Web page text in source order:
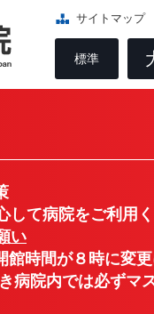
サイトマップ
標準
て病院をご利用く
い
館時間が８時に変
病院内では必ずマ